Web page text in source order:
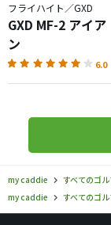
フライハイト／GXD
GXD MF-2 アイア
ン
6.0
my caddie すべてのゴ
my caddie
すべてのゴ